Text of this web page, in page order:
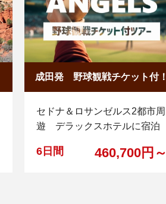
成田発 野球観戦チケット付！
セドナ＆ロサンゼルス2都市周
遊 デラックスホテルに宿泊
6日間 460,700円～